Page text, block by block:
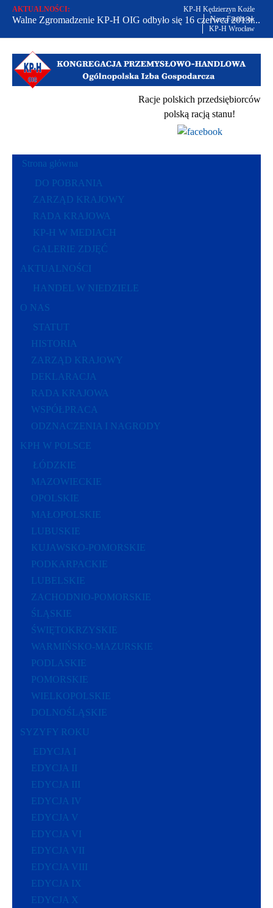
AKTUALNOŚCI:
Walne Zgromadzenie KP-H OIG odbyło się 16 czerwca 2013r...
Od 2002 r. bronimy praw polskich przedsiębiorców...
Racje polskich przedsiębiorców polską racją stanu...
KP-H Kędzierzyn Kożle
Nasz Facebook
KP-H Wrocław
Racje polskich przedsiębiorców
polską racją stanu!
Strona główna
DO POBRANIA
ZARZĄD KRAJOWY
RADA KRAJOWA
KP-H W MEDIACH
GALERIE ZDJĘĆ
AKTUALNOŚCI
HANDEL W NIEDZIELE
O NAS
STATUT
HISTORIA
ZARZĄD KRAJOWY
DEKLARACJA
RADA KRAJOWA
WSPÓŁPRACA
ODZNACZENIA I NAGRODY
KPH W POLSCE
ŁÓDZKIE
MAZOWIECKIE
OPOLSKIE
MAŁOPOLSKIE
LUBUSKIE
KUJAWSKO-POMORSKIE
PODKARPACKIE
LUBELSKIE
ZACHODNIO-POMORSKIE
ŚLĄSKIE
ŚWIĘTOKRZYSKIE
WARMIŃSKO-MAZURSKIE
PODLASKIE
POMORSKIE
WIELKOPOLSKIE
DOLNOŚLĄSKIE
SYZYFY ROKU
EDYCJA I
EDYCJA II
EDYCJA III
EDYCJA IV
EDYCJA V
EDYCJA VI
EDYCJA VII
EDYCJA VIII
EDYCJA IX
EDYCJA X